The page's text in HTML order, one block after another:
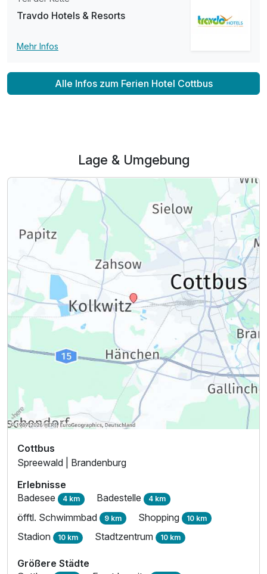
Travdo Hotels & Resorts
Mehr Infos
Alle Infos zum Ferien Hotel Cottbus
Lage & Umgebung
Cottbus
Spreewald | Brandenburg
Erlebnisse
Badesee 4 km Badestelle 4 km
öfftl. Schwimmbad 9 km Shopping 10 km
Stadion 10 km Stadtzentrum 10 km
Größere Städte